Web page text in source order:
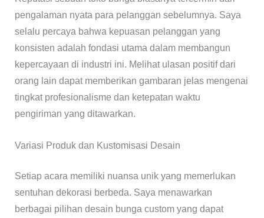
pengalaman nyata para pelanggan sebelumnya. Saya
selalu percaya bahwa kepuasan pelanggan yang
konsisten adalah fondasi utama dalam membangun
kepercayaan di industri ini. Melihat ulasan positif dari
orang lain dapat memberikan gambaran jelas mengenai
tingkat profesionalisme dan ketepatan waktu
pengiriman yang ditawarkan.
Variasi Produk dan Kustomisasi Desain
Setiap acara memiliki nuansa unik yang memerlukan
sentuhan dekorasi berbeda. Saya menawarkan
berbagai pilihan desain bunga custom yang dapat